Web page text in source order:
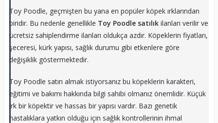
Toy Poodle, geçmişten bu yana en popüler köpek ırklarından
biridir. Bu nedenle genellikle Toy Poodle satılık ilanları verilir ve
ücretsiz sahiplendirme ilanları oldukça azdır. Köpeklerin fiyatları,
şeceresi, kürk yapısı, sağlık durumu gibi etkenlere göre
değişiklik göstermektedir.
Toy Poodle satın almak istiyorsanız bu köpeklerin karakteri,
eğitimi ve bakımı hakkında bilgi sahibi olmanız önemlidir. Küçük
ırk bir köpektir ve hassas bir yapısı vardır. Bazı genetik
hastalıklara yatkın olduğu için sağlık kontrollerinin ihmal